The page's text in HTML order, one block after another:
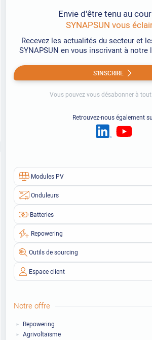
Modules PV
Onduleurs
Batteries
Repowering
Outils de sourcing
Espace client
Notre offre
Repowering
Agrivoltaïsme
Envie d'être tenu au
SYNAPSUN vous
Recevez les actualités du secteur et
SYNAPSUN en vous inscrivant à
S'INSCRIRE
Vous pouvez vous désabonner à
Retrouvez-nous également